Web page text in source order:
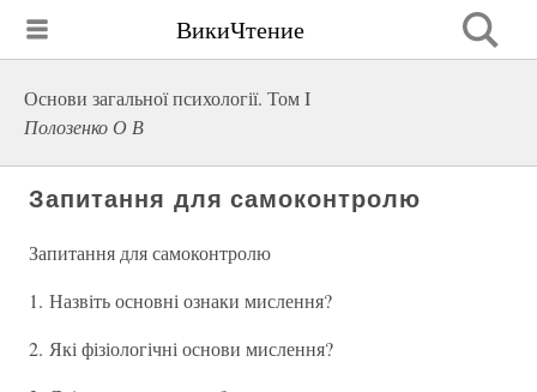
ВикиЧтение
Основи загальної психології. Том I
Полозенко О В
Запитання для самоконтролю
Запитання для самоконтролю
1. Назвіть основні ознаки мислення?
2. Які фізіологічні основи мислення?